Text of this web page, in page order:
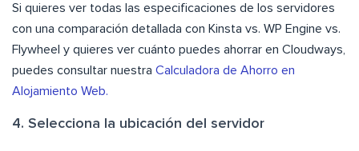
Si quieres ver todas las especificaciones de los servidores
con una comparación detallada con Kinsta vs. WP Engine vs.
Flywheel y quieres ver cuánto puedes ahorrar en Cloudways,
puedes consultar nuestra Calculadora de Ahorro en
Alojamiento Web.
4. Selecciona la ubicación del servidor